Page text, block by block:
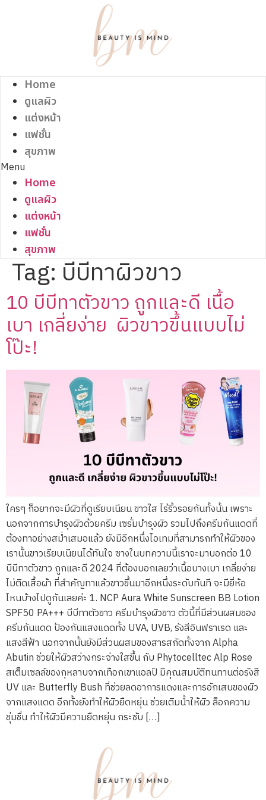
Home
ดูแลผิว
แต่งหน้า
แฟชั่น
สุขภาพ
Menu
Home
ดูแลผิว
แต่งหน้า
แฟชั่น
สุขภาพ
Tag: บีบีทาผิวขาว
10 บีบีทาตัวขาว ถูกและดี เนื้อ
เบา เกลี่ยง่าย ผิวขาวขึ้นแบบไม่
โป๊ะ!
ใครๆ ก็อยากจะมีผิวที่ดูเรียบเนียน ขาวใส ไร้ริ้วรอยกันทั้งนั้น เพราะ
นอกจากการบำรุงผิวด้วยครีม เซรั่มบำรุงผิว รวมไปถึงครีมกันแดดที่
ต้องทาอย่างสม่ำเสมอแล้ว ยังมีอีกหนึ่งไอเทมที่สามารถทำให้ผิวของ
เรานั้นขาวเรียบเนียนได้ทันใจ ซางในบทความนี้เราจะมาบอกต่อ 10
บีบีทาตัวขาว ถูกและดี 2024 ที่ต้องบอกเลยว่าเนื้อบางเบา เกลี่ยง่าย
ไม่ติดเสื้อผ้า ที่สำคัญทาแล้วขาวขึ้นมาอีกหนึ่งระดับทันที จะมียี่ห้อ
ไหนบ้างไปดูกันเลยค่ะ 1. NCP Aura White Sunscreen BB Lotion
SPF50 PA+++ บีบีทาตัวขาว ครีมบำรุงผิวขาว ตัวนี้ที่มีส่วนผสมของ
ครีมกันแดด ป้องกันแสงแดดทั้ง UVA, UVB, รังสีอินฟราเรด และ
แสงสีฟ้า นอกจากนั้นยังมีส่วนผสมของสารสกัดทั้งจาก Alpha
Abutin ช่วยให้ผิวสว่างกระจ่างใสขึ้น กับ Phytocelltec Alp Rose
สเต็มเซลล์ของกุหลาบจากเทือกเขาแอลป์ มีคุณสมบัติทนทานต่อรังสี
UV และ Butterfly Bush ที่ช่วยลดอาการแดงและการอักเสบของผิว
จากแสงแดด อีกทั้งยังทำให้ผิวยืดหยุ่น ช่วยเติมน้ำให้ผิว ล็อกความ
ชุ่มชื่น ทำให้ผิวมีความยืดหยุ่น กระชับ […]